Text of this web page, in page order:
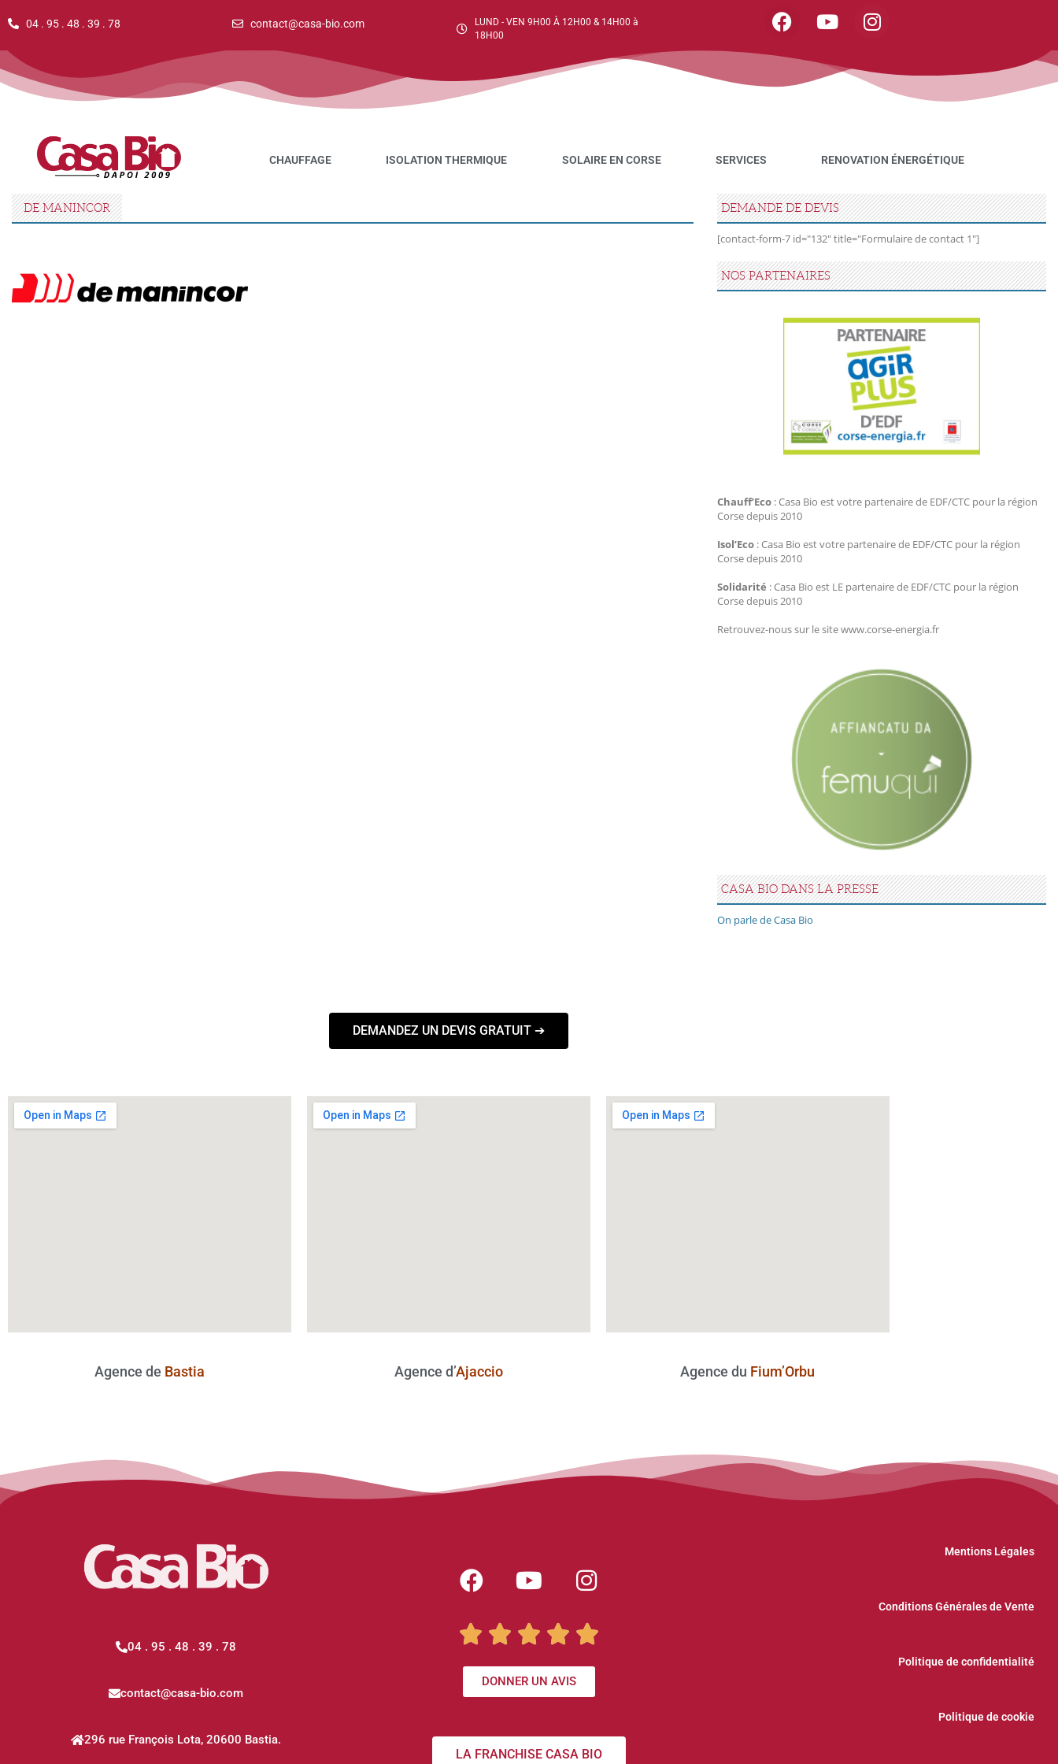
04 . 95 . 48 . 39 . 78 contact@casa-bio.com
LUND - VEN 9H00 À 12H00 & 14H00 à
18H00
CHAUFFAGE ISOLATION THERMIQUE SOLAIRE EN CORSE SERVICES RENOVATION ÉNERGÉTIQUE
DE MANINCOR DEMANDE DE DEVIS
[contact-form-7 id="132" title="Formulaire de contact 1"]
NOS PARTENAIRES
Chauff’Eco : Casa Bio est votre partenaire de EDF/CTC pour la région
Corse depuis 2010
Isol’Eco : Casa Bio est votre partenaire de EDF/CTC pour la région
Corse depuis 2010
Solidarité : Casa Bio est LE partenaire de EDF/CTC pour la région
Corse depuis 2010
Retrouvez-nous sur le site www.corse-energia.fr
CASA BIO DANS LA PRESSE
On parle de Casa Bio
DEMANDEZ UN DEVIS GRATUIT ➔
Agence de Bastia Agence d’Ajaccio Agence du Fium’Orbu
04 . 95 . 48 . 39 . 78
contact@casa-bio.com
296 rue François Lota, 20600 Bastia.
    
DONNER UN AVIS
LA FRANCHISE CASA BIO
Mentions Légales
Conditions Générales de Vente
Politique de confidentialité
Politique de cookie